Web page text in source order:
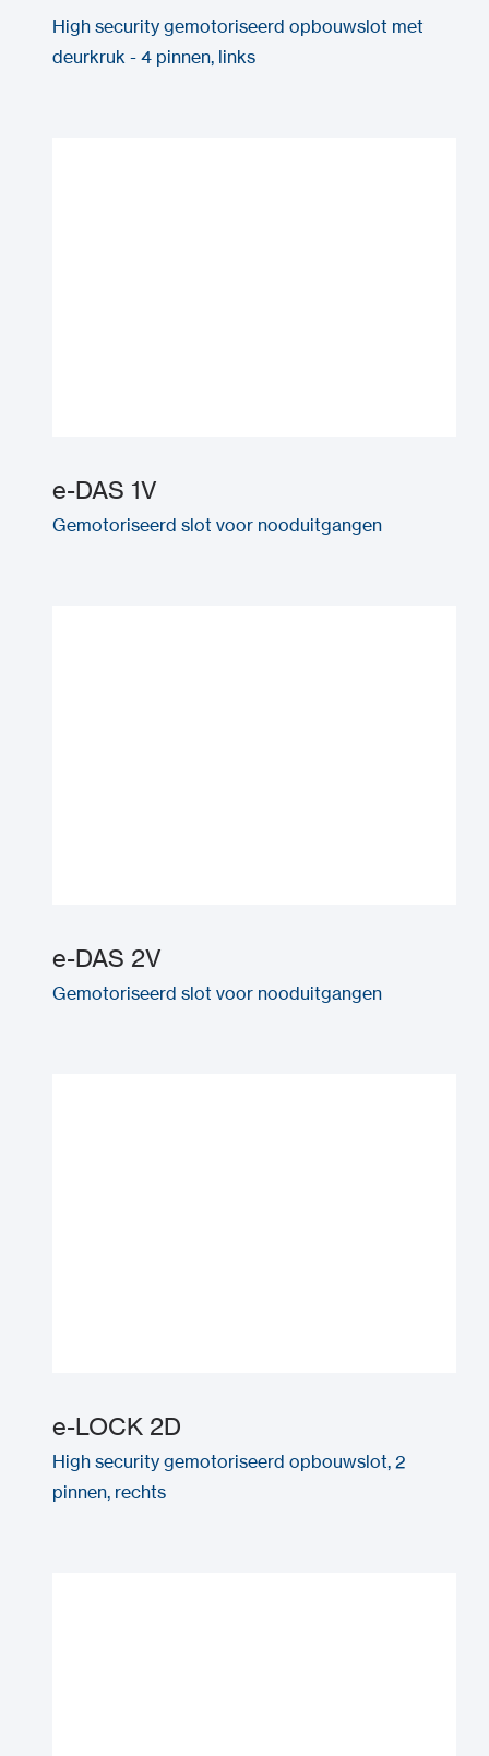
High security gemotoriseerd opbouwslot met
deurkruk - 4 pinnen, links
e-DAS 1V
Gemotoriseerd slot voor nooduitgangen
e-DAS 2V
Gemotoriseerd slot voor nooduitgangen
e-LOCK 2D
High security gemotoriseerd opbouwslot, 2
pinnen, rechts